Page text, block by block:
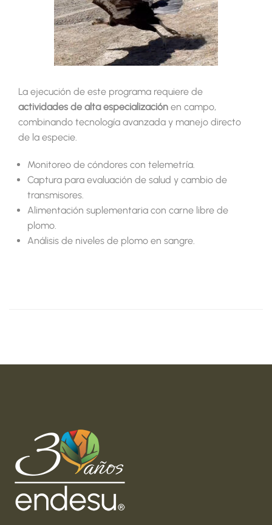
La ejecución de este programa requiere de
actividades de alta especialización en campo,
combinando tecnología avanzada y manejo directo
de la especie.
Monitoreo de cóndores con telemetría.
Captura para evaluación de salud y cambio de
transmisores.
Alimentación suplementaria con carne libre de
plomo.
Análisis de niveles de plomo en sangre.